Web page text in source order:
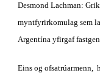
Desmond Lachman:
myntfyrirkomulag sem
Argentína yfirgaf
Eins og ofsatrúarmenn,